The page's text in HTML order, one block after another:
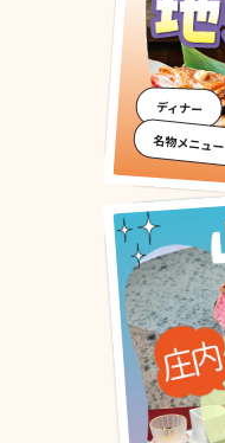
ディナー
名物メニュー